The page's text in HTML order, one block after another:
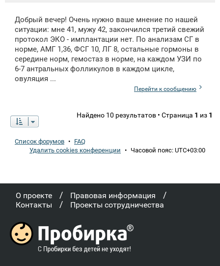
Добрый вечер! Очень нужно ваше мнение по нашей
ситуации: мне 41, мужу 42, закончился третий свежий
протокол ЭКО - имплантации нет. По анализам СГ в
норме, АМГ 1,36, ФСГ 10, ЛГ 8, остальные гормоны в
середине норм, гемостаз в норме, на каждом УЗИ по
6-7 антральных фолликулов в каждом цикле,
овуляция ...
Перейти к сообщению
Найдено 10 результатов • Страница 1 из 1
Список форумов • FAQ
Удалить cookies конференции • Часовой пояс: UTC+03:00
О проекте / Правовая информация /
Контакты / Проекты сотрудничества